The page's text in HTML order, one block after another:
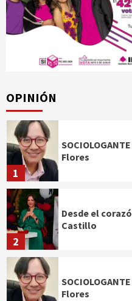
OPINIÓN
1
Flores
2
Desde el
Castillo
Flores